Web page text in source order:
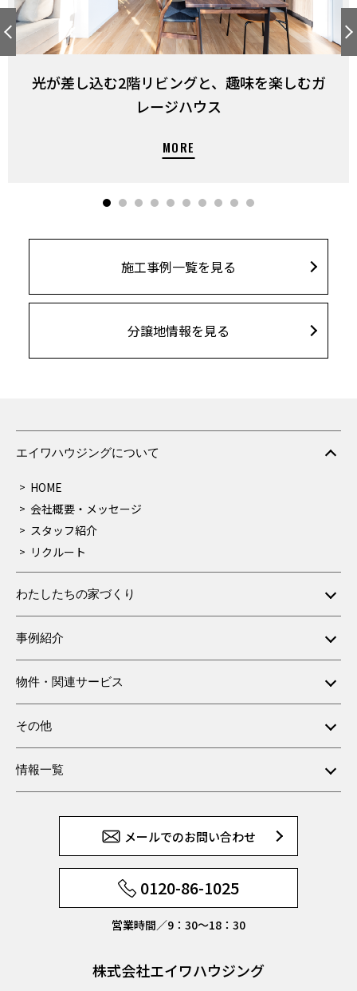
光が差し込む2階リビングと、趣味を楽しむガ
レージハウス
施工事例一覧を見る
分譲地情報を見る
エイワハウジングについて
HOME
会社概要・メッセージ
スタッフ紹介
リクルート
わたしたちの家づくり
事例紹介
物件・関連サービス
その他
情報一覧
メールでのお問い合わせ
0120-86-1025
営業時間／9：30〜18：30
株式会社エイワハウジング